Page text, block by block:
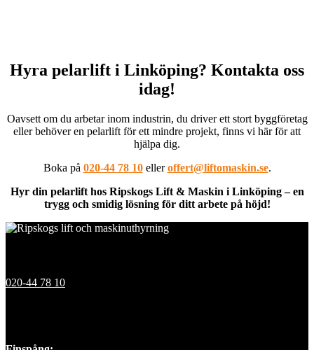
Hyra pelarlift i Linköping? Kontakta oss
idag!
Oavsett om du arbetar inom industrin, du driver ett stort byggföretag
eller behöver en pelarlift för ett mindre projekt, finns vi här för att
hjälpa dig.
Boka på 020-44 78 10elleroffert@liftomaskin.se.
Hyr din pelarlift hos Ripskogs Lift & Maskin i Linköping – en
trygg och smidig lösning för ditt arbete på höjd!
020-44 78 10